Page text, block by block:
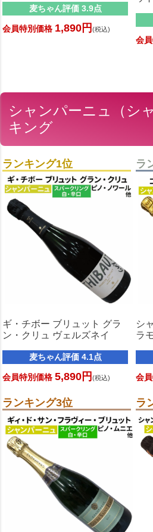
麦ちゃん評価 3.9点
会員特別価格 1,890円 (税込)
会
シャンパーニュ（シ
キング
ランキング1位
ギ・チボー ブリュット グラ
ン・クリュ ヴェルズネイ
麦ちゃん評価 4.1点
会員特別価格 5,890円 (税込)
ラ
シ
ラ
会
ランキング3位 ラ